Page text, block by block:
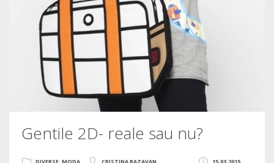
Gentile 2D- reale sau nu?